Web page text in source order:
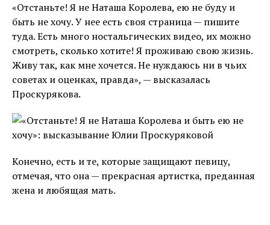
«Отстаньте! Я не Наташа Королева, ею не буду и
быть не хочу. У нее есть своя страница — пишите
туда. Есть много ностальгических видео, их можно
смотреть, сколько хотите! Я проживаю свою жизнь.
Живу так, как мне хочется. Не нуждаюсь ни в чьих
советах и оценках, правда», — высказалась
Проскурякова.
Конечно, есть и те, которые защищают певицу,
отмечая, что она — прекрасная артистка, преданная
жена и любящая мать.